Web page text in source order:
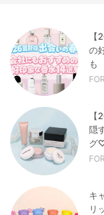
の
も
隠
グ
キ
リ